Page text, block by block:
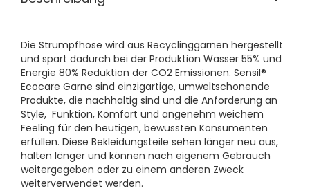
Die Strumpfhose wird aus Recyclinggarnen hergestellt
und spart dadurch bei der Produktion Wasser 55% und
Energie 80% Reduktion der CO2 Emissionen. Sensil®
Ecocare Garne sind einzigartige, umweltschonende
Produkte, die nachhaltig sind und die Anforderung an
Style, Funktion, Komfort und angenehm weichem
Feeling für den heutigen, bewussten Konsumenten
erfüllen. Diese Bekleidungsteile sehen länger neu aus,
halten länger und können nach eigenem Gebrauch
weitergegeben oder zu einem anderen Zweck
weiterverwendet werden.